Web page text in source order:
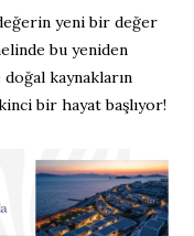
yeni bir değer
bu yeniden
kaynakların
bir hayat başlıyor!